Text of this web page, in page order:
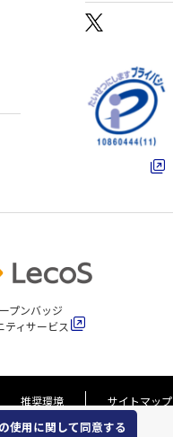
使用に関して同意する
プンバッジ
ティサービス
推奨環境
サイトマップ